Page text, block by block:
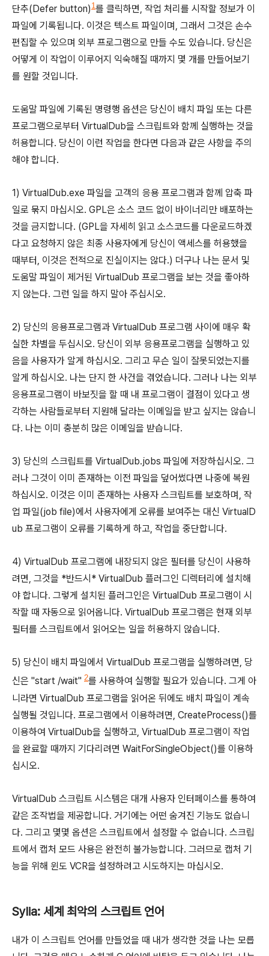
단추(Defer button) 1 를 클릭하면, 작업 처리를 시작할 정보가 이
파일에 기록됩니다. 이것은 텍스트 파일이며, 그래서 그것은 손수
편집할 수 있으며 외부 프로그램으로 만들 수도 있습니다. 당신은
어떻게 이 작업이 이루어지 익숙해질 때까지 몇 개를 만들어보기
를 원할 것입니다.
도움말 파일에 기록된 명령행 옵션은 당신이 배치 파일 또는 다른
프로그램으로부터 VirtualDub을 스크립트와 함께 실행하는 것을
허용합니다. 당신이 이런 작업을 한다면 다음과 같은 사항을 주의
해야 합니다.
1) VirtualDub.exe 파일을 고객의 응용 프로그램과 함께 압축 파
일로 묶지 마십시오. GPL은 소스 코드 없이 바이너리만 배포하는
것을 금지합니다. (GPL을 자세히 읽고 소스코드를 다운로드하겠
다고 요청하지 않은 최종 사용자에게 당신이 액세스를 허용했을
때부터, 이것은 전적으로 진실이지는 않다.) 더구나 나는 문서 및
도움말 파일이 제거된 VirtualDub 프로그램을 보는 것을 좋아하
지 않는다. 그런 일을 하지 말아 주십시오.
2) 당신의 응용프로그램과 VirtualDub 프로그램 사이에 매우 확
실한 차별을 두십시오. 당신이 외부 응용프로그램을 실행하고 있
음을 사용자가 알게 하십시오. 그리고 무슨 일이 잘못되었는지를
알게 하십시오. 나는 단지 한 사건을 겪었습니다. 그러나 나는 외부
응용프로그램이 바보짓을 할 때 내 프로그램이 결점이 있다고 생
각하는 사람들로부터 지원해 달라는 이메일을 받고 싶지는 않습니
다. 나는 이미 충분히 많은 이메일을 받습니다.
3) 당신의 스크립트를 VirtualDub.jobs 파일에 저장하십시오. 그
러나 그것이 이미 존재하는 이전 파일을 덮어썼다면 나중에 복원
하십시오. 이것은 이미 존재하는 사용자 스크립트를 보호하며, 작
업 파일(job file)에서 사용자에게 오류를 보여주는 대신 VirtualD
ub 프로그램이 오류를 기록하게 하고, 작업을 중단합니다.
4) VirtualDub 프로그램에 내장되지 않은 필터를 당신이 사용하
려면, 그것을 *반드시* VirtualDub 플러그인 디렉터리에 설치해
야 합니다. 그렇게 설치된 플러그인은 VirtualDub 프로그램이 시
작할 때 자동으로 읽어옵니다. VirtualDub 프로그램은 현재 외부
필터를 스크립트에서 읽어오는 일을 허용하지 않습니다.
5) 당신이 배치 파일에서 VirtualDub 프로그램을 실행하려면, 당
신은 "start /wait" 2를 사용하여 실행할 필요가 있습니다. 그게 아
니라면 VirtualDub 프로그램을 읽어온 뒤에도 배치 파일이 계속
실행될 것입니다. 프로그램에서 이용하려면, CreateProcess()를
이용하여 VirtualDub을 실행하고, VirtualDub 프로그램이 작업
을 완료할 때까지 기다리려면 WaitForSingleObject()를 이용하
십시오.
VirtualDub 스크립트 시스템은 대개 사용자 인터페이스를 통하여
같은 조작법을 제공합니다. 거기에는 어떤 숨겨진 기능도 없습니
다. 그리고 몇몇 옵션은 스크립트에서 설정할 수 없습니다. 스크립
트에서 캡처 모드 사용은 완전히 불가능합니다. 그러므로 캡처 기
능을 위해 윈도 VCR을 설정하려고 시도하지는 마십시오.
Sylia: 세계 최악의 스크립트 언어
내가 이 스크립트 언어를 만들었을 때 내가 생각한 것을 나는 모릅